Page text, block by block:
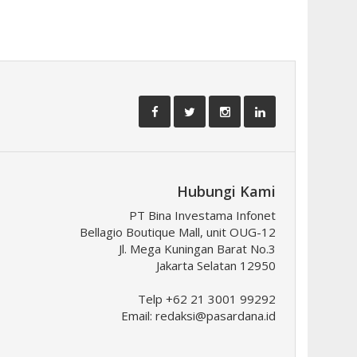
Hubungi Kami
PT Bina Investama Infonet
Bellagio Boutique Mall, unit OUG-12
Jl. Mega Kuningan Barat No.3
Jakarta Selatan 12950
Telp +62 21 3001 99292
Email: redaksi@pasardana.id